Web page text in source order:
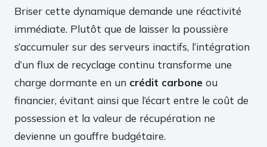
Briser cette dynamique demande une réactivité
immédiate. Plutôt que de laisser la poussière
s’accumuler sur des serveurs inactifs, l’intégration
d’un flux de recyclage continu transforme une
charge dormante en un crédit carbone ou
financier, évitant ainsi que l’écart entre le coût de
possession et la valeur de récupération ne
devienne un gouffre budgétaire.